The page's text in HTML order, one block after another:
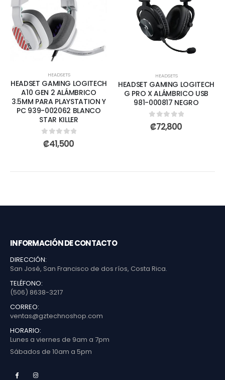
HEADSETS
HEADSET GAMING LOGITECH
A10 GEN 2 ALÁMBRICO
3.5MM PARA PLAYSTATION Y
PC 939-002062 BLANCO
STAR KILLER
0out of 5
₡41,500
HEADSETS
HEADSET GAMING LOGITECH
G PRO X ALÁMBRICO USB
981-000817 NEGRO
0out of 5
₡72,800
INFORMACIÓN DE CONTACTO
DIRECCIÓN:
San José, San Francisco de dos ríos, Costa Rica.
TELÉFONO:
(506) 8638-3217
CORREO:
ventas@gztechnoshop.com
HORARIO:
Lunes a viernes de 9am a 7pm
Sábados de 10am a 5pm